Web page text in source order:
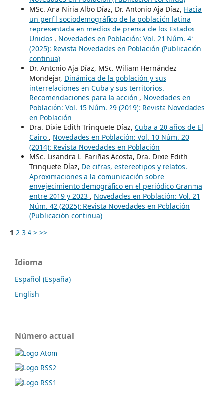
MSc. Ana Niria Albo Díaz, Dr. Antonio Aja Díaz, Hacia
un perfil sociodemográfico de la población latina
representada en medios de prensa de los Estados
Unidos , Novedades en Población: Vol. 21 Núm. 41
(2025): Revista Novedades en Población (Publicación
continua)
Dr. Antonio Aja Díaz, MSc. Wiliam Hernández
Mondejar, Dinámica de la población y sus
interrelaciones en Cuba y sus territorios.
Recomendaciones para la acción , Novedades en
Población: Vol. 15 Núm. 29 (2019): Revista Novedades
en Población
Dra. Dixie Edith Trinquete Díaz, Cuba a 20 años de El
Cairo , Novedades en Población: Vol. 10 Núm. 20
(2014): Revista Novedades en Población
MSc. Lisandra L. Fariñas Acosta, Dra. Dixie Edith
Trinquete Díaz, De cifras, estereotipos y relatos.
Aproximaciones a la comunicación sobre
envejecimiento demográfico en el periódico Granma
entre 2019 y 2023 , Novedades en Población: Vol. 21
Núm. 42 (2025): Revista Novedades en Población
(Publicación continua)
1 2 3 4 > >>
Idioma
Español (España)
English
Número actual